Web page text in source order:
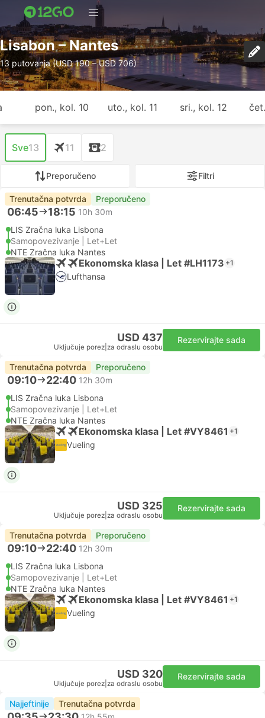
Lisabon – Nantes
13 putovanja (USD 190 – USD 706)
pon., kol. 10 uto., kol. 11 sri., kol. 12
Sve13 11 2
Preporučeno Filtri
Trenutačna potvrda Preporučeno
06:45 18:15 10h 30m
LIS Zračna luka Lisbona
Samopovezivanje | Let+Let
NTE Zračna luka Nantes
Ekonomska klasa | Let #LH1173 +1
Lufthansa
USD 437
Uključuje porez za odraslu osobu
Rezervirajte sada
Trenutačna potvrda Preporučeno
09:10 22:40 12h 30m
LIS Zračna luka Lisbona
Samopovezivanje | Let+Let
NTE Zračna luka Nantes
Ekonomska klasa | Let #VY8461 +1
Vueling
USD 325
Uključuje porez za odraslu osobu
Rezervirajte sada
Trenutačna potvrda Preporučeno
09:10 22:40 12h 30m
LIS Zračna luka Lisbona
Samopovezivanje | Let+Let
NTE Zračna luka Nantes
Ekonomska klasa | Let #VY8461 +1
Vueling
USD 320
Uključuje porez za odraslu osobu
Rezervirajte sada
Najjeftinije Trenutačna potvrda